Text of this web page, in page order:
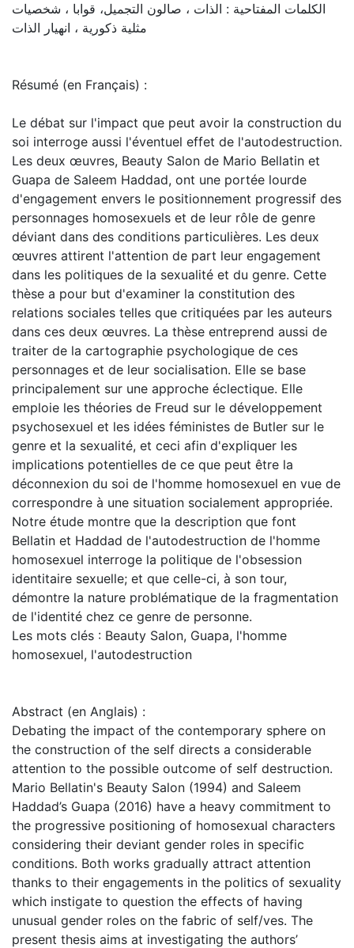
الكلمات المفتاحية : الذات ، صالون التجميل، قوابا ، شخصيات
مثلية ذكورية ، انهيار الذات
Résumé (en Français) :
Le débat sur l'impact que peut avoir la construction du
soi interroge aussi l'éventuel effet de l'autodestruction.
Les deux œuvres, Beauty Salon de Mario Bellatin et
Guapa de Saleem Haddad, ont une portée lourde
d'engagement envers le positionnement progressif des
personnages homosexuels et de leur rôle de genre
déviant dans des conditions particulières. Les deux
œuvres attirent l'attention de part leur engagement
dans les politiques de la sexualité et du genre. Cette
thèse a pour but d'examiner la constitution des
relations sociales telles que critiquées par les auteurs
dans ces deux œuvres. La thèse entreprend aussi de
traiter de la cartographie psychologique de ces
personnages et de leur socialisation. Elle se base
principalement sur une approche éclectique. Elle
emploie les théories de Freud sur le développement
psychosexuel et les idées féministes de Butler sur le
genre et la sexualité, et ceci afin d'expliquer les
implications potentielles de ce que peut être la
déconnexion du soi de l'homme homosexuel en vue de
correspondre à une situation socialement appropriée.
Notre étude montre que la description que font
Bellatin et Haddad de l'autodestruction de l'homme
homosexuel interroge la politique de l'obsession
identitaire sexuelle; et que celle-ci, à son tour,
démontre la nature problématique de la fragmentation
de l'identité chez ce genre de personne.
Les mots clés : Beauty Salon, Guapa, l'homme
homosexuel, l'autodestruction
Abstract (en Anglais) :
Debating the impact of the contemporary sphere on
the construction of the self directs a considerable
attention to the possible outcome of self destruction.
Mario Bellatin's Beauty Salon (1994) and Saleem
Haddad’s Guapa (2016) have a heavy commitment to
the progressive positioning of homosexual characters
considering their deviant gender roles in specific
conditions. Both works gradually attract attention
thanks to their engagements in the politics of sexuality
which instigate to question the effects of having
unusual gender roles on the fabric of self/ves. The
present thesis aims at investigating the authors’